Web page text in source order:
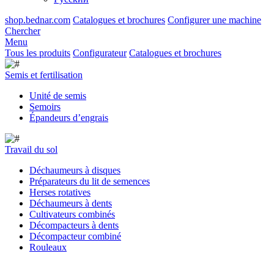
shop.bednar.com Catalogues et brochures Configurer une machine
Chercher
Menu
Tous les produits Configurateur Catalogues et brochures
Semis et fertilisation
Unité de semis
Semoirs
Épandeurs d’engrais
Travail du sol
Déchaumeurs à disques
Préparateurs du lit de semences
Herses rotatives
Déchaumeurs à dents
Cultivateurs combinés
Décompacteurs à dents
Décompacteur combiné
Rouleaux